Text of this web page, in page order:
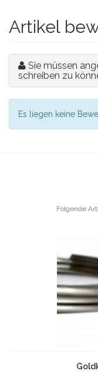
Artikel
Sie müssen
schreiben zu
Es liegen keine
Folgende